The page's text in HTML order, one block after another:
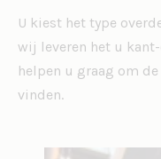
U kiest het type
wij leveren het u
helpen u graag om
vinden.